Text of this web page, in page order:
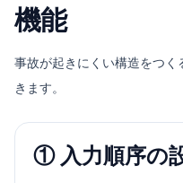
機能
事故が起きにくい構造をつ
きます。
① 入力順序の